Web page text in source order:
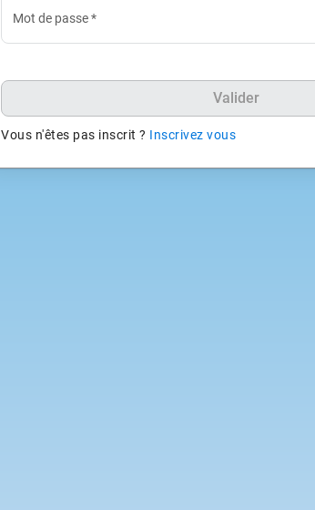
Mot de passe*
Valider
Vous n'êtes pas inscrit ? Inscrivez vous